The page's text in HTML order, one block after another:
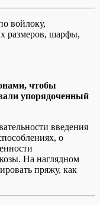
войлоку,
размеров, шарфы,
чтобы
упорядоченный
введения
о
На наглядном
пряжу, как